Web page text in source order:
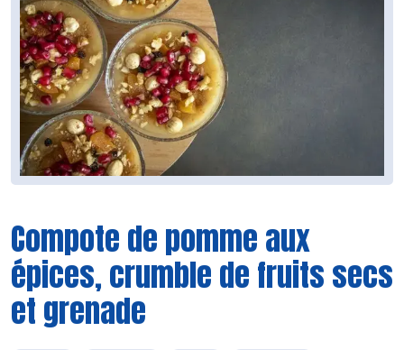
Compote de pomme aux
épices, crumble de fruits secs
et grenade